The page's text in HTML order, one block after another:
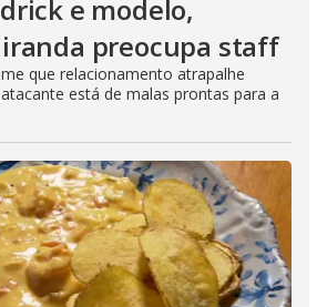
e modelo,
preocupa staff
que relacionamento atrapalhe
está de malas prontas para a